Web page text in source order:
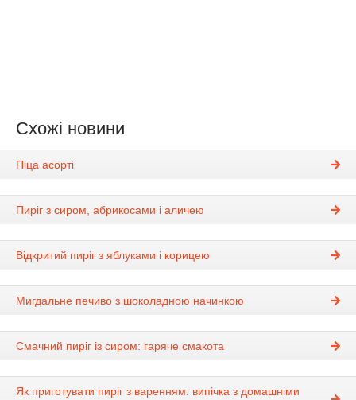
Схожі новини
Піца асорті
Пиріг з сиром, абрикосами і аличею
Відкритий пиріг з яблуками і корицею
Мигдальне печиво з шоколадною начинкою
Смачний пиріг із сиром: гаряче смакота
Як приготувати пиріг з варенням: випічка з домашніми